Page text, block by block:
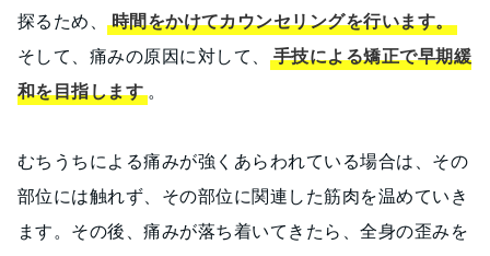
探るため、時間をかけてカウンセリングを行います。
そして、痛みの原因に対して、
手技による矯正で早期緩
和を目指します。
むちうちによる痛みが強くあらわれている場合は、その
部位には触れず、その部位に関連した筋肉を温めていき
ます。その後、痛みが落ち着いてきたら、全身の歪みを